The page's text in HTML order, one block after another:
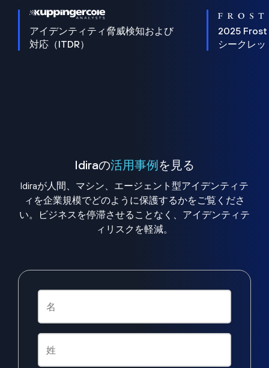
アイデンティティ脅威検知および
対応（ITDR）
2025 Frost
シークレッ
Idiraの活用事例を見る
Idiraが人間、マシン、エージェント型アイデンティテ
ィを企業規模でどのように保護するかをご覧くださ
い。ビジネスを停滞させることなく、アイデンティテ
ィリスクを軽減。